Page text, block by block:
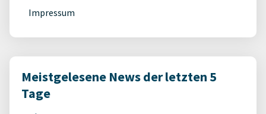
Impressum
Meistgelesene News der letzten 5
Tage